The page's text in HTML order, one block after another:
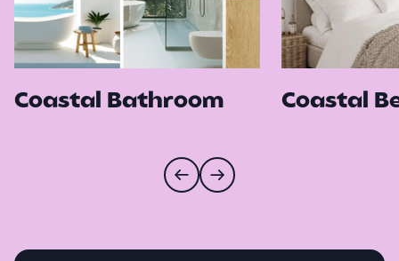
Coastal Bathroom Coastal